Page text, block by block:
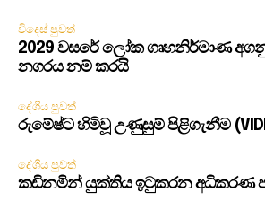
විදෙස් පුවත්
2029 වසරේ ලෝක ගෘහනිර්මාණ
නගරය නම් කරයි
දේශීය පුවත්
රුමේෂ්ට හිමිවූ උණුසුම් පිළිගැනීම
දේශීය පුවත්
කඩිනමින් යුක්තිය ඉටුකරන අධිකරණ